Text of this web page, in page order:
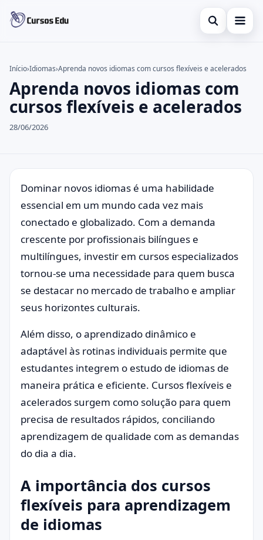
Abrir busca
Inglês
Idiomas
Buscar no site ×
Buscar por:
Pressione Enter para buscar ou ESC para fechar.
Início›Idiomas›Aprenda novos idiomas com cursos flexíveis e acelerados
Aprenda novos idiomas com
cursos flexíveis e acelerados
28/06/2026
Dominar novos idiomas é uma habilidade
essencial em um mundo cada vez mais
conectado e globalizado. Com a demanda
crescente por profissionais bilíngues e
multilíngues, investir em cursos especializados
tornou-se uma necessidade para quem busca
se destacar no mercado de trabalho e ampliar
seus horizontes culturais.
Além disso, o aprendizado dinâmico e
adaptável às rotinas individuais permite que
estudantes integrem o estudo de idiomas de
maneira prática e eficiente. Cursos flexíveis e
acelerados surgem como solução para quem
precisa de resultados rápidos, conciliando
aprendizagem de qualidade com as demandas
do dia a dia.
A importância dos cursos
flexíveis para aprendizagem
de idiomas